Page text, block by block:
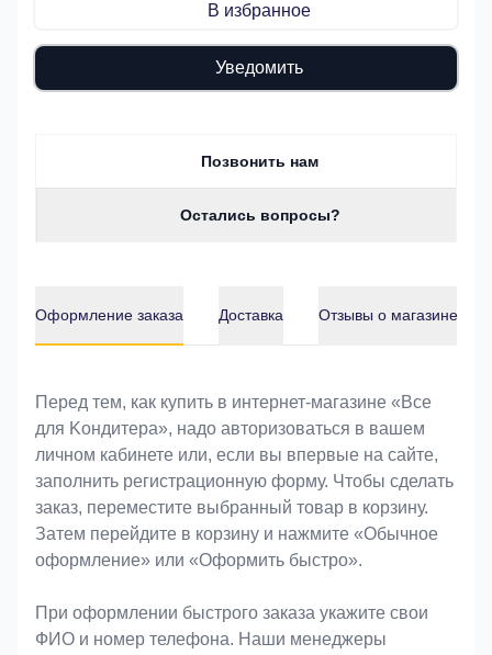
В избранное
Уведомить
Позвонить нам
Остались вопросы?
Оформление заказа Доставка Отзывы о магазине
Оформление заказа
Перед тем, как купить в интернет-магазине «Bce
для Koндитeрa», надо авторизоваться в вашем
личном кабинете или, если вы впервые на сайте,
заполнить регистрационную форму. Чтобы сделать
заказ, переместите выбранный товар в корзину.
Затем перейдите в корзину и нажмите «Обычное
оформление» или «Оформить быстро».
При оформлении быстрого заказа укажите свои
ФИО и номер телефона. Наши менеджеры